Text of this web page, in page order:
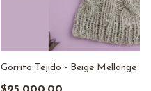
Gorrito Tejido - Beige Mellange